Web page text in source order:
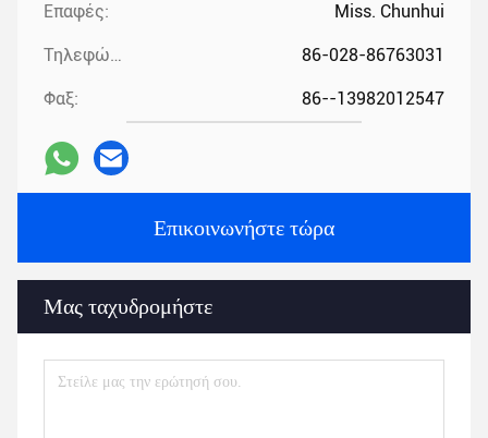
Επαφές: Miss. Chunhui
Τηλεφώνημα: 86-028-86763031
Φαξ: 86--13982012547
Επικοινωνήστε τώρα
Μας ταχυδρομήστε